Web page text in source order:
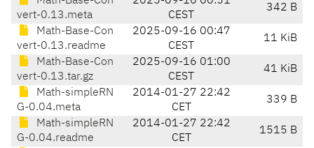
vert-0.13.meta
CEST
342 B
Math-Base-Con
vert-0.13.readme
2025-09-16 00:47
CEST
11 KiB
Math-Base-Con
vert-0.13.tar.gz
2025-09-16 01:00
CEST
41 KiB
Math-simpleRN
G-0.04.meta
2014-01-27 22:42
CET
339 B
Math-simpleRN
G-0.04.readme
2014-01-27 22:42
CET
1515 B